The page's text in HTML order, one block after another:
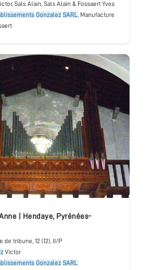
Sals Alain, Sals Alain & Fossaert Yves
Gonzalez SARL , Manufacture
Hendaye, Pyrénées-
de tribune , 12 (12), II/P
Victor
Gonzalez SARL